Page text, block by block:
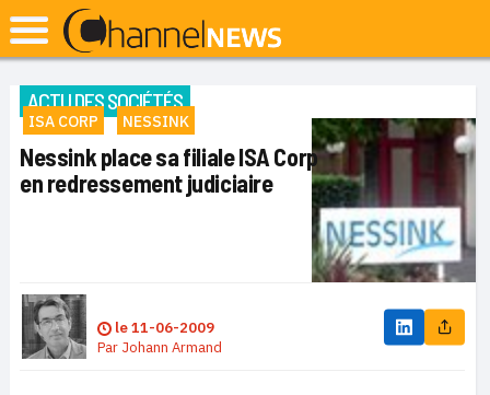
ACTU DES SOCIÉTÉS
ISA CORP NESSINK
Nessink place sa filiale ISA Corp
en redressement judiciaire
le11-06-2009
Par Johann Armand